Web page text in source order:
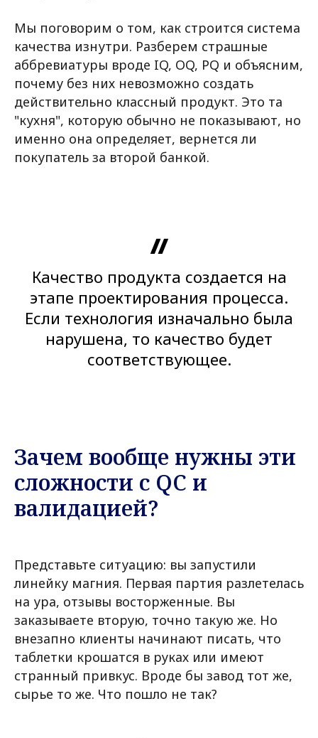
Мы поговорим о том, как строится система
качества изнутри. Разберем страшные
аббревиатуры вроде IQ, OQ, PQ и объясним,
почему без них невозможно создать
действительно классный продукт. Это та
"кухня", которую обычно не показывают, но
именно она определяет, вернется ли
покупатель за второй банкой.
Качество продукта создается на
этапе проектирования процесса.
Если технология изначально была
нарушена, то качество будет
соответствующее.
Зачем вообще нужны эти
сложности с QC и
валидацией?
Представьте ситуацию: вы запустили
линейку магния. Первая партия разлетелась
на ура, отзывы восторженные. Вы
заказываете вторую, точно такую же. Но
внезапно клиенты начинают писать, что
таблетки крошатся в руках или имеют
странный привкус. Вроде бы завод тот же,
сырье то же. Что пошло не так?